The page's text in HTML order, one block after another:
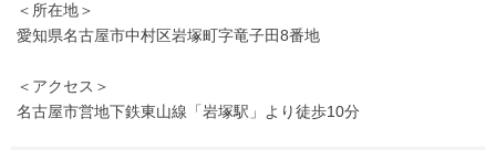
＜所在地＞
愛知県名古屋市中村区岩塚町字竜子田8番地
＜アクセス＞
名古屋市営地下鉄東山線「岩塚駅」より徒歩10分